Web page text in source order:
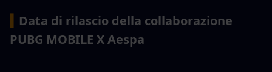
Data di rilascio della collaborazione
PUBG MOBILE X Aespa